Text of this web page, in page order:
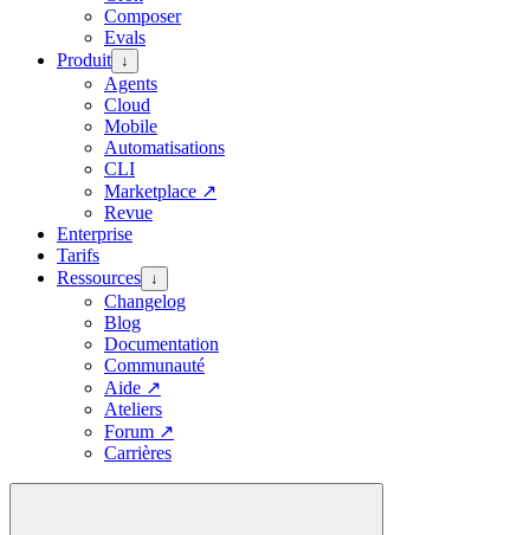
Composer
Evals
Produit ↓
Agents
Cloud
Mobile
Automatisations
CLI
Marketplace ↗
Revue
Enterprise
Tarifs
Ressources ↓
Changelog
Blog
Documentation
Communauté
Aide ↗
Ateliers
Forum ↗
Carrières